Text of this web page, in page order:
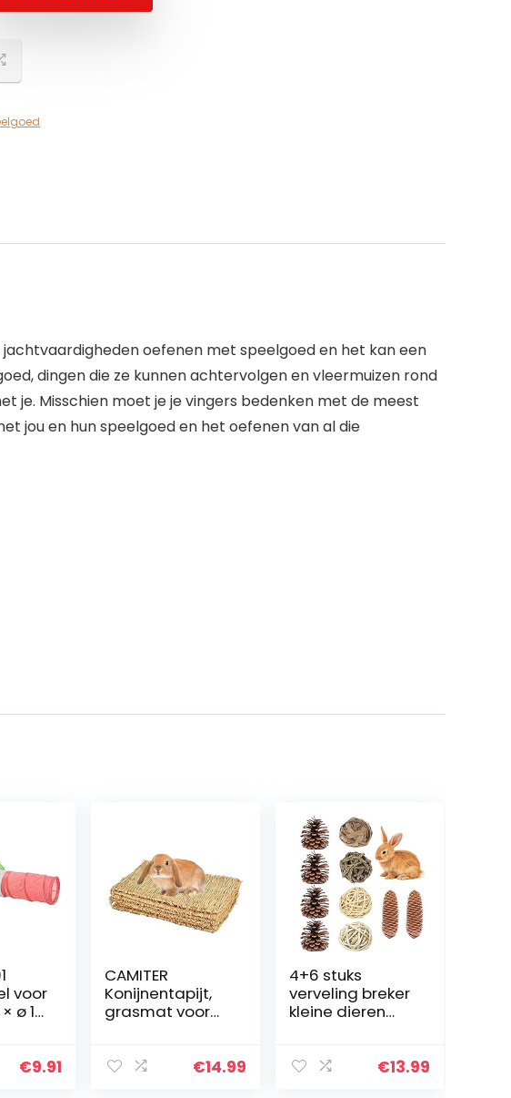
oefenen met speelgoed en het kan een
dingen die ze kunnen achtervolgen en vleermuizen rond
Misschien moet je je vingers bedenken met de meest
jou en hun speelgoed en het oefenen van al die
voor
ø 18
€9.91
CAMITER
Konijnentapijt,
grasmat voor
natuurlijk
€14.99
4+6 stuks
verveling breker
kleine dieren
klein huisdier
€13.99